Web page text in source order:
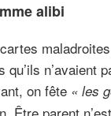
alibi
n’avaient
on fête « les